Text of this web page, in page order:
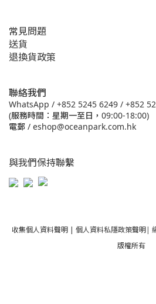
常見問題
送貨
退換貨政策
聯絡我們
WhatsApp / +852 5245 6249 / +852
(服務時間：星期一至日，09:00-18:00)
電郵 / eshop@oceanpark.com.hk
與我們保持聯繫
收集個人資料聲明| 個人資料私隱政策聲明|
版權所有